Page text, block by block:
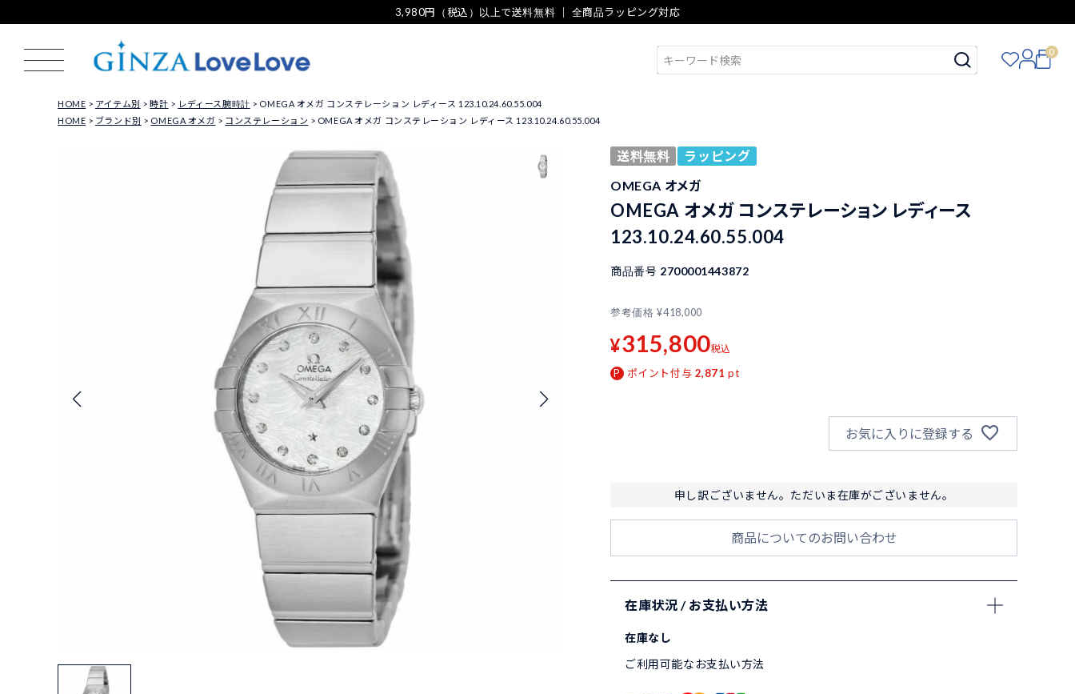
3,980円（税込）以上で送料無料 ｜ 全商品ラッピング対応
0
HOME アイテム別 時計 レディース腕時計
OMEGA オメガ コンステレーション レディース 123.10.24.60.55.004
HOME
ブランド別 OMEGA オメガ コンステレーション OMEGA オメガ コンステレーション レディース 123.10.24.60.55.004
送料無料
ラッピング
OMEGA オメガ
OMEGA オメガ コンステレーション レディース
123.10.24.60.55.004
商品番号 2700001443872
参考価格 ¥418,000
¥315,800税込
ポイント付与 2,871 pt
お気に入りに登録する
申し訳ございません。ただいま在庫がございません。
商品についてのお問い合わせ
在庫状況 / お支払い方法
在庫なし
ご利用可能なお支払い方法